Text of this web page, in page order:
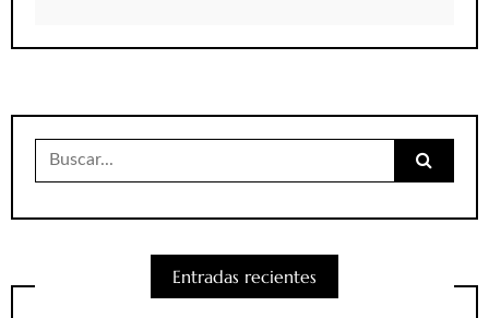
Buscar:
Entradas recientes